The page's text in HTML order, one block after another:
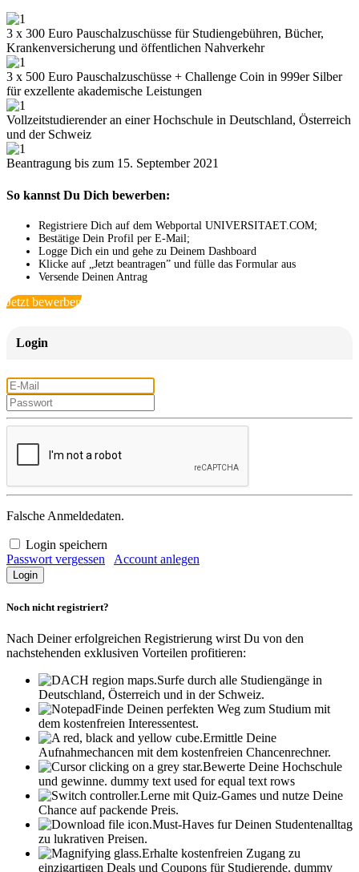
3 x 300 Euro Pauschalzuschüsse für Studiengebühren, Bücher,
Krankenversicherung und öffentlichen Nahverkehr
3 x 500 Euro Pauschalzuschüsse + Challenge Coin in 999er Silber
für exzellente akademische Leistungen
Vollzeitstudierender an einer Hochschule in Deutschland, Österreich
und der Schweiz
Beantragung bis zum 15. September 2021
So kannst Du Dich bewerben:
Registriere Dich auf dem Webportal UNIVERSITAET.COM;
Bestätige Dein Profil per E-Mail;
Logge Dich ein und gehe zu Deinem Dashboard
Klicke auf „Jetzt beantragen” und fülle das Formular aus
Versende Deinen Antrag
Jetzt bewerben
Login
Falsche Anmeldedaten.
Login speichern
Passwort vergessen
Account anlegen
Noch nicht registriert?
Nach Deiner erfolgreichen Registrierung wirst Du von den
nachstehenden exklusiven Vorteilen profitieren:
Surfe durch alle Studiengänge in
Deutschland, Österreich und in der Schweiz.
Finde Deinen perfekten Weg zum Studium mit
dem kostenfreien Interessentest.
Ermittle Deine
Aufnahmechancen mit dem kostenfreien Chancenrechner.
Bewerte Deine Hochschule
und gewinne. dummy text used for equal text rows
Lerne mit Quiz-Games und nutze Deine
Chance auf packende Preis.
Must-Haves fur Deinen Studentenalltag
zu lukrativen Preisen.
Erhalte kostenfreien Zugang zu
einzigartigen Deals und Coupons für Studierende. dummy